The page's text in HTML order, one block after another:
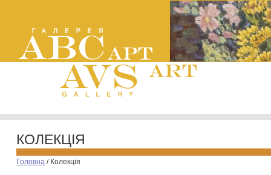
КОЛЕКЦІЯ
Головна / Колекція